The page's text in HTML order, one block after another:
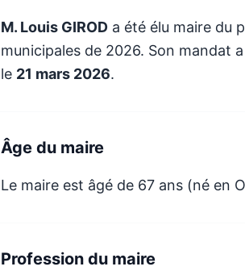
M. Louis GIROD a été élu maire du
municipales de 2026. Son mandat
le 21 mars 2026.
Âge du maire
Le maire est âgé de 67 ans (né en
Profession du maire